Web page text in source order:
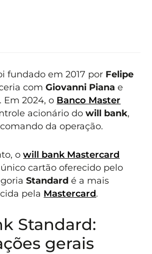
fundado em 2017 por Felipe
comGiovanni Piana e
. Em 2024, o Banco Master
acionário dowill bank,
da operação.
owill bank Mastercard
cartão oferecido pelo
Standardé a mais
pela Mastercard.
Standard:
gerais